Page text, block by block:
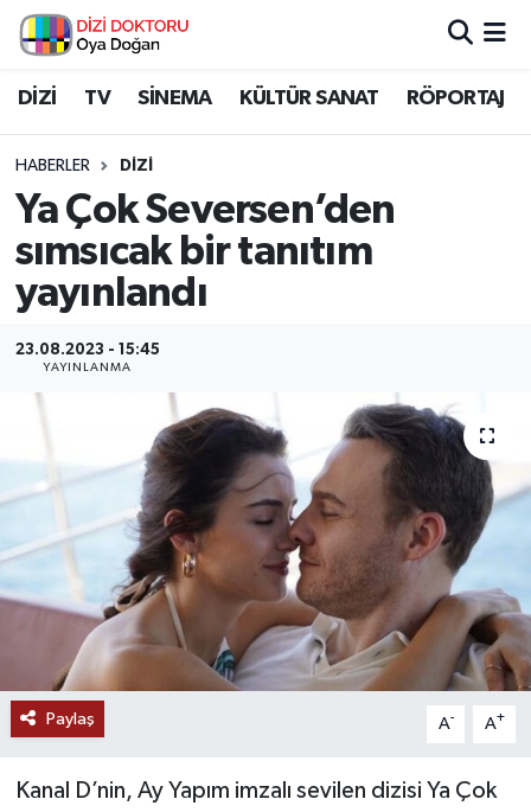
DİZİ TV SİNEMA KÜLTÜR SANAT RÖPORTAJ
HABERLER DİZİ
Ya Çok Seversen’den
sımsıcak bir tanıtım
yayınlandı
23.08.2023 - 15:45
YAYINLANMA
Paylaş A- A+
Kanal D’nin, Ay Yapım imzalı sevilen dizisi Ya Çok
İstanbul Nöbetçi Eczaneler
İstanbul Namaz Vakitleri
İstanbul Trafik Yoğunluk Haritası
Tüm Manşetler
Son Dakika Haberleri
Haber Arşivi